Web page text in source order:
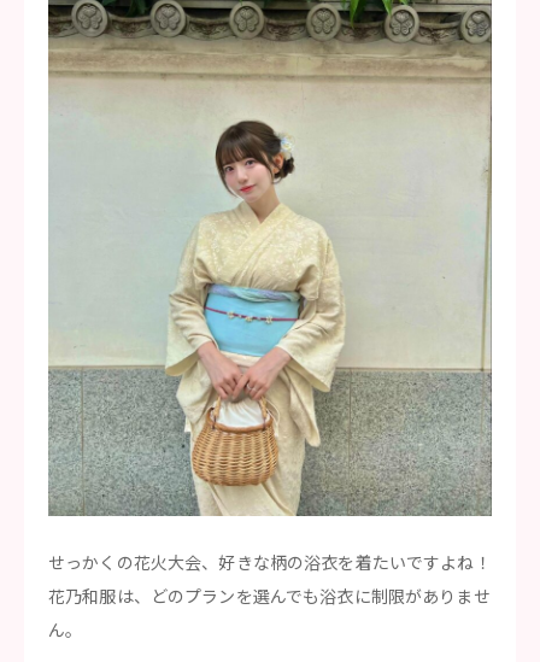
せっかくの花火大会、好きな柄の浴衣を着たいですよね！
花乃和服は、どのプランを選んでも浴衣に制限がありませ
ん。